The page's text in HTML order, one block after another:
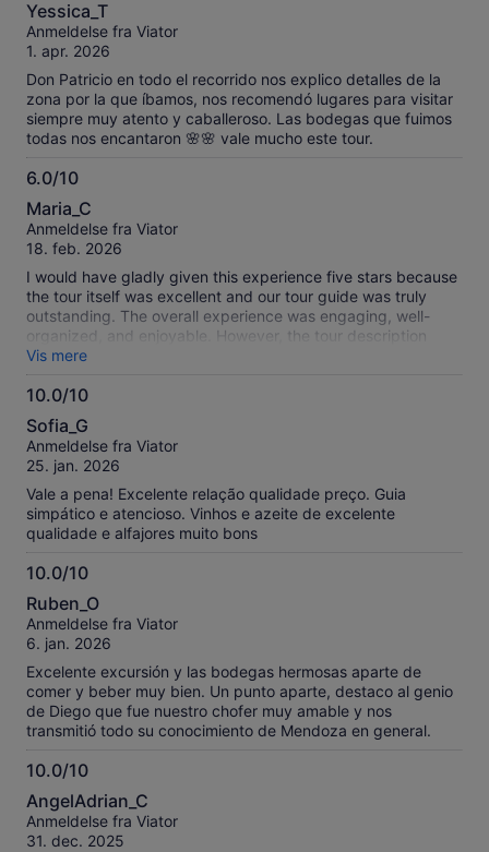
ud
af
Yessica_T
Anmeldelse fra Viator
1. apr. 2026
Don Patricio en todo el recorrido nos explico detalles de la
zona por la que íbamos, nos recomendó lugares para visitar
siempre muy atento y caballeroso. Las bodegas que fuimos
todas nos encantaron 🌸🌸 vale mucho este tour.
6.0/10
6.0
ud
af
Maria_C
Anmeldelse fra Viator
18. feb. 2026
I would have gladly given this experience five stars because
the tour itself was excellent and our tour guide was truly
outstanding. The overall experience was engaging, well-
organized, and enjoyable. However, the tour description
clearly stated that a four-course dinner with wine pairings
was included. Unfortunately, when we arrived, we were
informed that the dinner and wine were presented as an
confusing and disappointing, especially given that our group
consisted of only nine people—there was no apparent
reason for such a misunderstanding. To make matters worse,
after we raised our concerns about the discrepancy, the
restaurant did not offer an apology or any form of
accommodation to address the misinformation. While the
tour guide and overall tour were wonderful, the lack of clarity
and the handling of the situation at the restaurant
five-star experience.
Vis mere
10.0/10
10.0
ud
af
Sofia_G
Anmeldelse fra Viator
25. jan. 2026
Vale a pena! Excelente relação qualidade preço. Guia
simpático e atencioso. Vinhos e azeite de excelente
qualidade e alfajores muito bons
10.0/10
10.0
ud
af
Ruben_O
Anmeldelse fra Viator
6. jan. 2026
Excelente excursión y las bodegas hermosas aparte de
comer y beber muy bien. Un punto aparte, destaco al genio
de Diego que fue nuestro chofer muy amable y nos
transmitió todo su conocimiento de Mendoza en general.
10.0/10
10.0
ud
af
AngelAdrian_C
Anmeldelse fra Viator
31. dec. 2025